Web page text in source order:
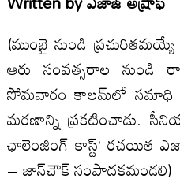
(ముంబై నుండి
ఆరు సంవత్సరాల నుండి
సోమవారం కాలమ్‌లో సమాధి
మరణాన్ని ప్రకటించాడు.
ఛాలెంజింగ్ కాస్ట్’ రచయిత
– జాన్‌చౌక్ సంపాదకమండలి)